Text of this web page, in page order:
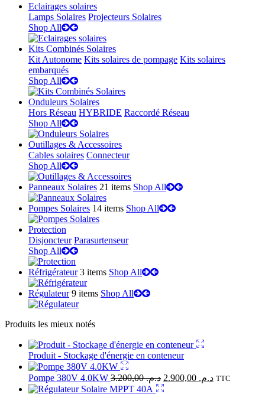
Eclairages solaires
Lamps Solaires Projecteurs Solaires
Shop All
Kits Combinés Solaires
Kit Autonome Kits solaires de pompage Kits solaires
embarqués
Shop All
Onduleurs Solaires
Hors Réseau HYBRIDE Raccordé Réseau
Shop All
Outillages & Accessoires
Cables solaires Connecteur
Shop All
Panneaux Solaires 21 items Shop All
Pompes Solaires 14 items Shop All
Protection
Disjoncteur Parasurtenseur
Shop All
Réfrigérateur 3 items Shop All
Régulateur 9 items Shop All
Produits les mieux notés
Produit - Stockage d'énergie en conteneur
Pompe 380V 4.0KW د.م.3.200,00 د.م. TTC